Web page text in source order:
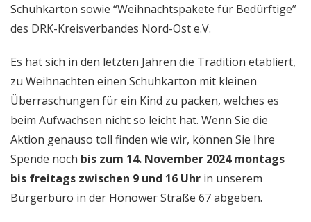
Schuhkarton sowie “Weihnachtspakete für Bedürftige”
des DRK-Kreisverbandes Nord-Ost e.V.
Es hat sich in den letzten Jahren die Tradition etabliert,
zu Weihnachten einen Schuhkarton mit kleinen
Überraschungen für ein Kind zu packen, welches es
beim Aufwachsen nicht so leicht hat. Wenn Sie die
Aktion genauso toll finden wie wir, können Sie Ihre
Spende noch bis zum 14. November 2024 montags
bis freitags zwischen 9 und 16 Uhr in unserem
Bürgerbüro in der Hönower Straße 67 abgeben.